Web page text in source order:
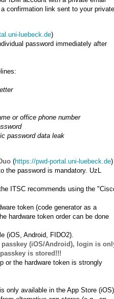
confirmation link sent to your
luebeck.de)
password immediately after
or office phone number
password data leak
(https://pwd-portal.uni-luebeck.de)
the password is mandatory. UzL
ITSC recommends using the
token (code generator as a
hardware token order can be done
(iOS, Android, FIDO2).
passkey (iOS/Android), login is
is stored!!!
or the hardware token is strongly
only available in the App Store (iOS)